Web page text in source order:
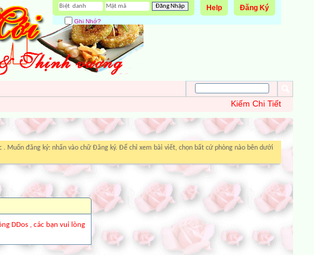
Đăng Ký
Help
Ghi Nhớ?
Kiếm Chi Tiết
. Muốn đăng ký: nhấn vào chữ Đăng ký. Để chỉ xem bài viết, chọn bất cứ phòng nào bên dưới
DDos , các bạn vui lòng